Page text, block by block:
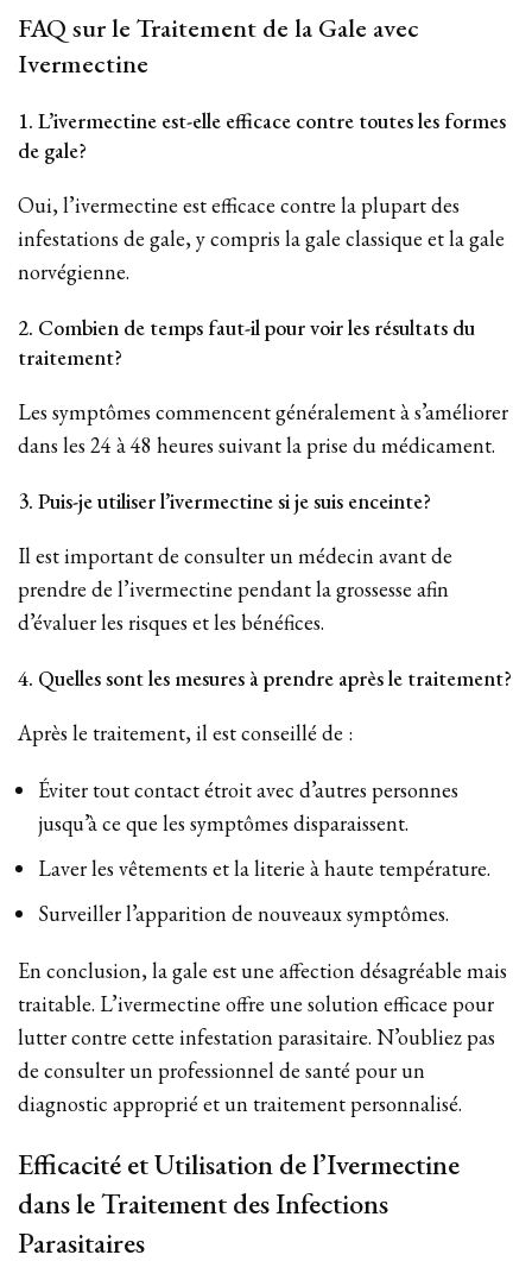
FAQ sur le Traitement de la Gale avec
Ivermectine
1. L’ivermectine est-elle efficace contre toutes les formes
de gale?
Oui, l’ivermectine est efficace contre la plupart des
infestations de gale, y compris la gale classique et la gale
norvégienne.
2. Combien de temps faut-il pour voir les résultats du
traitement?
Les symptômes commencent généralement à s’améliorer
dans les 24 à 48 heures suivant la prise du médicament.
3. Puis-je utiliser l’ivermectine si je suis enceinte?
Il est important de consulter un médecin avant de
prendre de l’ivermectine pendant la grossesse afin
d’évaluer les risques et les bénéfices.
4. Quelles sont les mesures à prendre après le traitement?
Après le traitement, il est conseillé de :
Éviter tout contact étroit avec d’autres personnes
jusqu’à ce que les symptômes disparaissent.
Laver les vêtements et la literie à haute température.
Surveiller l’apparition de nouveaux symptômes.
En conclusion, la gale est une affection désagréable mais
traitable. L’ivermectine offre une solution efficace pour
lutter contre cette infestation parasitaire. N’oubliez pas
de consulter un professionnel de santé pour un
diagnostic approprié et un traitement personnalisé.
Efficacité et Utilisation de l’Ivermectine
dans le Traitement des Infections
Parasitaires